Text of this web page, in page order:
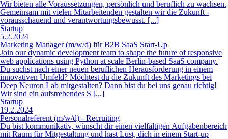
Wir bieten alle Voraussetzungen, persönlich und beruflich zu wachsen.
Gemeinsam mit vielen Mitarbeitenden gestalten wir die Zukunft -
vorausschauend und verantwortungsbewusst. [...]
Startup
5.2.2024
Marketing Manager (m/w/d) für B2B SaaS Start-Up
Join our dynamic development team to shape the future of responsive
web applications using Python at scale Berlin-based SaaS company.
Du suchst nach einer neuen beruflichen Herausforderung in einem
innovativen Umfeld? Möchtest du die Zukunft des Marketings bei
Deep Neuron Lab mitgestalten? Dann bist du bei uns genau richtig!
Wir sind ein aufstrebendes S [...]
Startup
19.2.2024
Personalreferent (m/w/d) - Recruiting
Du bist kommunikativ, wünscht dir einen vielfältigen Aufgabenbereich
mit Raum für Mitgestaltung und hast Lust, dich in einem Start-up